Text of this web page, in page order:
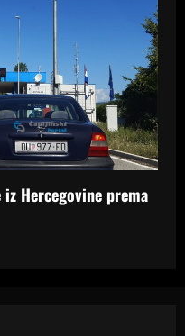
Hercegovine prema